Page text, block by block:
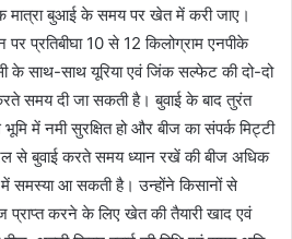
बुआई के समय पर खेत में करी जाए।
प्रतिबीघा 10 से 12 किलोग्राम एनपीके
के साथ-साथ यूरिया एवं जिंक सल्फेट की दो-दो
समय दी जा सकती है। बुवाई के बाद तुरंत
भूमि में नमी सुरक्षित हो और बीज का संपर्क मिट्टी
से बुवाई करते समय ध्यान रखें की बीज अधिक
समस्या आ सकती है। उन्होंने किसानों से
करने के लिए खेत की तैयारी खाद एवं